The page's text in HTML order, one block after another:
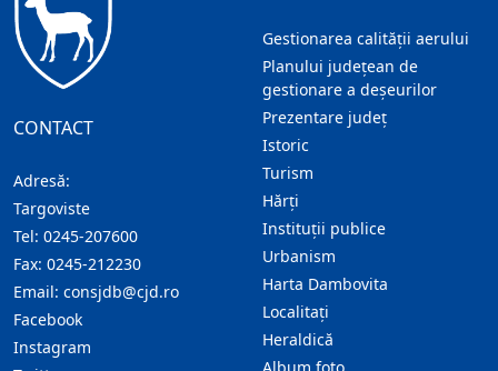
CONTACT
Adresă:
Targoviste
Tel: 0245-207600
Fax: 0245-212230
Email: consjdb@cjd.ro
Facebook
Instagram
Gestionarea calității aerului
Planului județean de
gestionare a deșeurilor
Prezentare judeţ
Istoric
Turism
Hărţi
Instituţii publice
Urbanism
Harta Dambovita
Localitaţi
Heraldică